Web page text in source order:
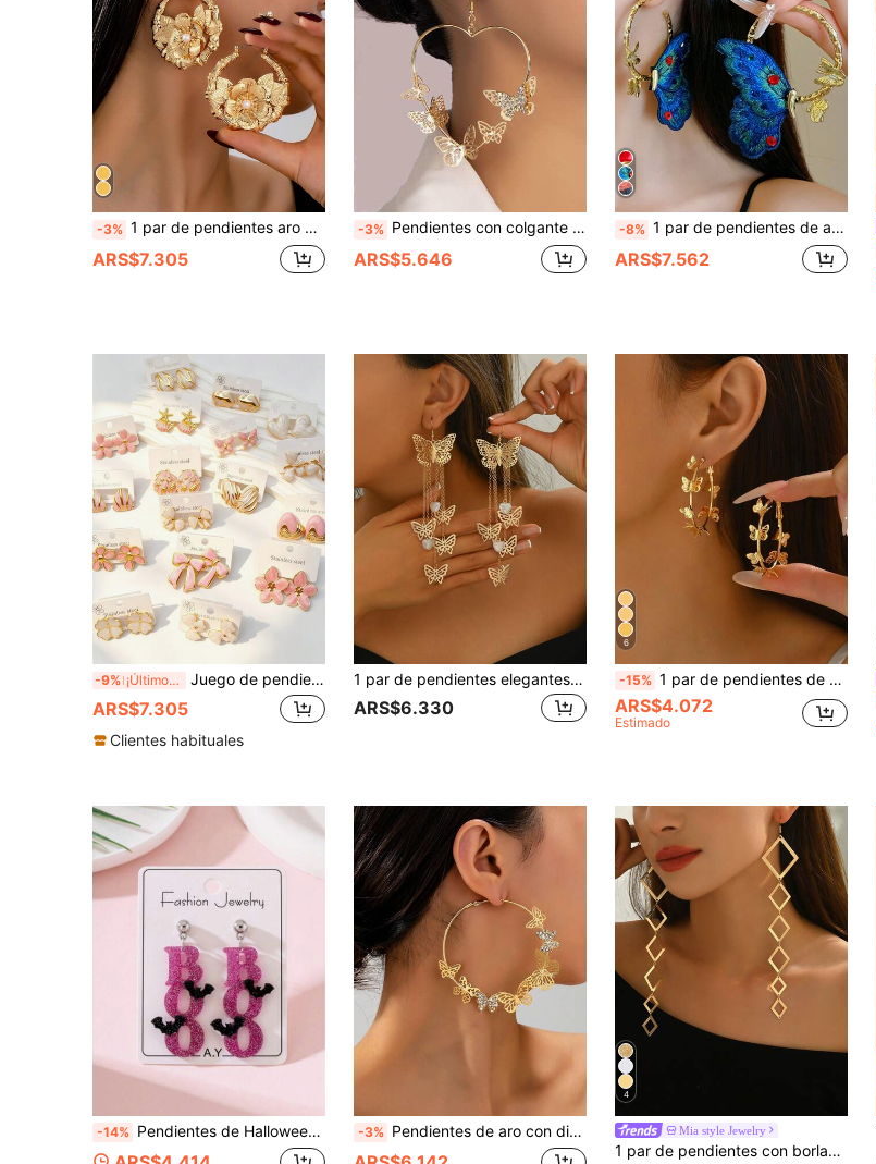
-3% 1 par de pendientes aro grandes y exagerados de bambú para mujeres
ARS$7.305
-3% Pendientes con colgante en forma de corazón con decoración de mariposa de strass, para San Valentín, mamá, madre, Día de la Madre, regalo
ARS$5.646
-8% 1 par de pendientes de aro con bordado de mariposa vintage, diseño de nicho elegante, adecuados para fiestas, vacaciones, regalos y uso diario
ARS$7.562
-9% ¡Últimos 3 días Juego de pendientes de acero inoxidable de lujo en oro rosa y esmalte (4/8/16/24 piezas) – Accesorios de moda para mujer (Fiesta/Moda)
ARS$7.305
Clientes habituales
1 par de pendientes elegantes para mujer, diseño de colgante de mariposa y corazón con borla, joyería versátil para uso diario y como regalo
ARS$6.330
6
-15% 1 par de pendientes de aro con diseño de mariposa minimalista y elegante, versátiles para mujer, aptos para uso diario, fiestas, San Valentín y regalos de cumpleaños
ARS$4.072
Estimado
-14% Pendientes de Halloween con sombrero de bruja con purpurina, BOO, murciélago, calabaza y fantasma, divertidos, personalizados y creativos -3% Pendientes de aro con diseño de mariposa
4
Mia style Jewelry
1 par de pendientes con borlas de polígono geométrico creativo para mujeres, joyas de metal exageradas y personalizadas de moda, adecuadas para uso diario, casual, estilo callejero, vacaciones